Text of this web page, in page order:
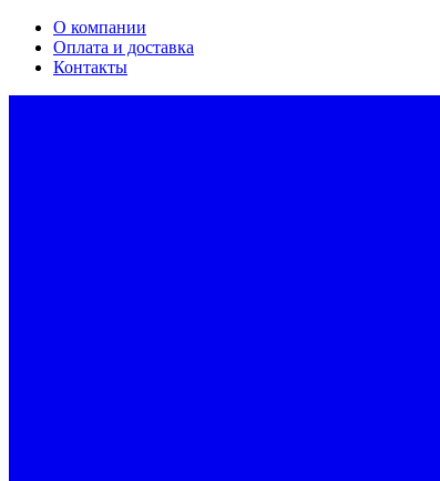
О компании
Оплата и доставка
Контакты